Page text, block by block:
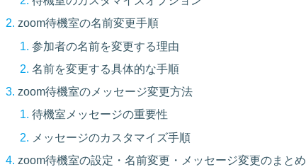
zoom待機室の名前変更手順
参加者の名前を変更する理由
名前を変更する具体的な手順
zoom待機室のメッセージ変更方法
待機室メッセージの重要性
メッセージのカスタマイズ手順
zoom待機室の設定・名前変更・メッセージ変更のまとめ